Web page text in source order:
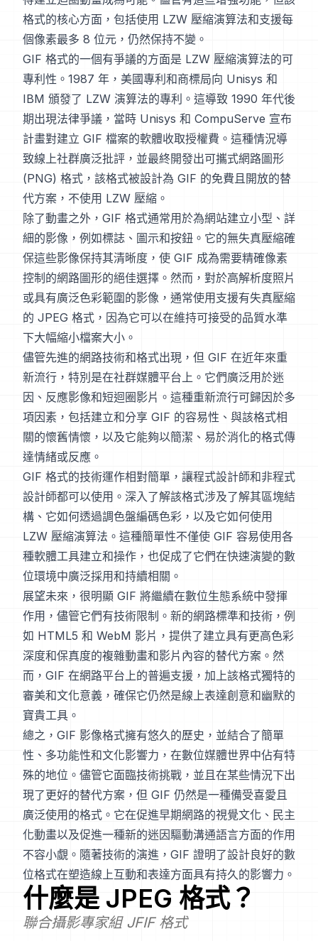
格式的核心方面，包括使用 LZW 壓縮演算法和支援每
個像素最多 8 位元，仍然保持不變。
GIF 格式的一個有爭議的方面是 LZW 壓縮演算法的可
專利性。1987 年，美國專利和商標局向 Unisys 和
IBM 頒發了 LZW 演算法的專利。這導致 1990 年代後
期出現法律爭議，當時 Unisys 和 CompuServe 宣布
計畫對建立 GIF 檔案的軟體收取授權費。這種情況導
致線上社群廣泛批評，並最終開發出可攜式網路圖形
(PNG) 格式，該格式被設計為 GIF 的免費且開放的替
代方案，不使用 LZW 壓縮。
除了動畫之外，GIF 格式通常用於為網站建立小型、詳
細的影像，例如標誌、圖示和按鈕。它的無失真壓縮確
保這些影像保持其清晰度，使 GIF 成為需要精確像素
控制的網路圖形的絕佳選擇。然而，對於高解析度照片
或具有廣泛色彩範圍的影像，通常使用支援有失真壓縮
的 JPEG 格式，因為它可以在維持可接受的品質水準
下大幅縮小檔案大小。
儘管先進的網路技術和格式出現，但 GIF 在近年來重
新流行，特別是在社群媒體平台上。它們廣泛用於迷
因、反應影像和短迴圈影片。這種重新流行可歸因於多
項因素，包括建立和分享 GIF 的容易性、與該格式相
關的懷舊情懷，以及它能夠以簡潔、易於消化的格式傳
達情緒或反應。
GIF 格式的技術運作相對簡單，讓程式設計師和非程式
設計師都可以使用。深入了解該格式涉及了解其區塊結
構、它如何透過調色盤編碼色彩，以及它如何使用
LZW 壓縮演算法。這種簡單性不僅使 GIF 容易使用各
種軟體工具建立和操作，也促成了它們在快速演變的數
位環境中廣泛採用和持續相關。
展望未來，很明顯 GIF 將繼續在數位生態系統中發揮
作用，儘管它們有技術限制。新的網路標準和技術，例
如 HTML5 和 WebM 影片，提供了建立具有更高色彩
深度和保真度的複雜動畫和影片內容的替代方案。然
而，GIF 在網路平台上的普遍支援，加上該格式獨特的
審美和文化意義，確保它仍然是線上表達創意和幽默的
寶貴工具。
總之，GIF 影像格式擁有悠久的歷史，並結合了簡單
性、多功能性和文化影響力，在數位媒體世界中佔有特
殊的地位。儘管它面臨技術挑戰，並且在某些情況下出
現了更好的替代方案，但 GIF 仍然是一種備受喜愛且
廣泛使用的格式。它在促進早期網路的視覺文化、民主
化動畫以及促進一種新的迷因驅動溝通語言方面的作用
不容小覷。隨著技術的演進，GIF 證明了設計良好的數
位格式在塑造線上互動和表達方面具有持久的影響力。
什麼是 JPEG 格式？
聯合攝影專家組 JFIF 格式